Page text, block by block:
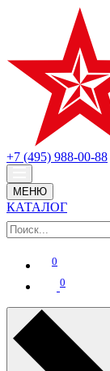
+7 (495) 988-00-88
МЕНЮ
КАТАЛОГ
0
0